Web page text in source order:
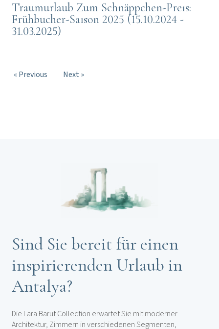
Traumurlaub Zum Schnäppchen-Preıs:
Frühbucher-Saıson 2025 (15.10.2024 -
31.03.2025)
« Previous Next »
Sind Sie bereit für einen
inspirierenden Urlaub in
Antalya?
Die Lara Barut Collection erwartet Sie mit moderner
Architektur, Zimmern in verschiedenen Segmenten,